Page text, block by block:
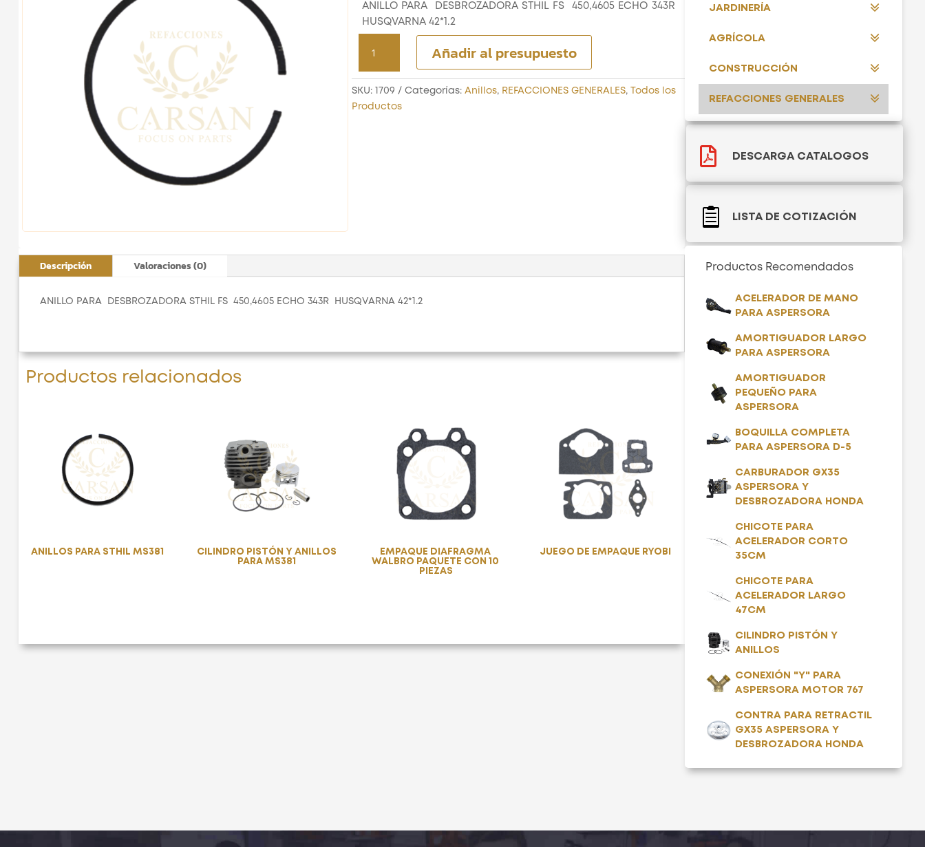
ANILLO PARA DESBROZADORA STHIL FS 450,4605 ECHO 343R
HUSQVARNA 42*1.2
ANILLO PARA
DESBROZADORA STHIL FS
450,4605 ECHO 343R
HUSQVARNA 42*1.2
cantidad
Añadir al presupuesto
SKU: 1709 Categorías: Anillos, REFACCIONES GENERALES, Todos los
Productos
Descripción Valoraciones (0)
ANILLO PARA DESBROZADORA STHIL FS 450,4605 ECHO 343R HUSQVARNA 42*1.2
Productos relacionados
ANILLOS PARA STHIL MS381
CILINDRO PISTÓN Y ANILLOS
PARA MS381
EMPAQUE DIAFRAGMA
WALBRO PAQUETE CON 10
PIEZAS
JUEGO DE EMPAQUE RYOBI
JARDINERÍA
AGRÍCOLA
CONSTRUCCIÓN
REFACCIONES GENERALES
 DESCARGA CATALOGOS
 LISTA DE COTIZACIÓN
Productos Recomendados
ACELERADOR DE MANO
PARA ASPERSORA
AMORTIGUADOR LARGO
PARA ASPERSORA
AMORTIGUADOR
PEQUEÑO PARA
ASPERSORA
BOQUILLA COMPLETA
PARA ASPERSORA D-5
CARBURADOR GX35
ASPERSORA Y
DESBROZADORA HONDA
CHICOTE PARA
ACELERADOR CORTO
35CM
CHICOTE PARA
ACELERADOR LARGO
47CM
CILINDRO PISTÓN Y
ANILLOS
CONEXIÓN "Y" PARA
ASPERSORA MOTOR 767
CONTRA PARA RETRACTIL
GX35 ASPERSORA Y
DESBROZADORA HONDA